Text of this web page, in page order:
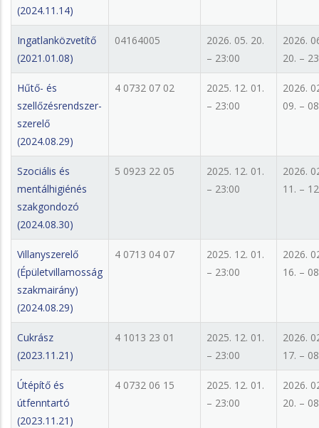
(2024.11.14)
Ingatlanközvetítő
(2021.01.08)
04164005
2026. 05. 20.
– 23:00
2026.
20. –
Hűtő- és
szellőzésrendszer-
szerelő
(2024.08.29)
4 0732 07 02
2025. 12. 01.
– 23:00
2026.
09. –
Szociális és
mentálhigiénés
szakgondozó
(2024.08.30)
5 0923 22 05
2025. 12. 01.
– 23:00
2026.
11. –
Villanyszerelő
(Épületvillamosság
szakmairány)
(2024.08.29)
4 0713 04 07
2025. 12. 01.
– 23:00
2026.
16. –
Cukrász
(2023.11.21)
4 1013 23 01
2025. 12. 01.
– 23:00
2026.
17. –
Útépítő és
útfenntartó
(2023.11.21)
4 0732 06 15
2025. 12. 01.
– 23:00
2026.
20. –